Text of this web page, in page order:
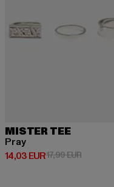
MISTER TEE
Pray
14,03 EUR
Ajankohtainen hinta: 14,03
17,99 EUR